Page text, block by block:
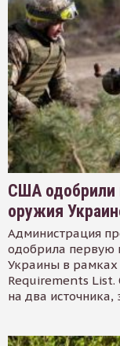
США одобрили
оружия
Администрация
одобрила первую
Украины в
Requirements List.
на два